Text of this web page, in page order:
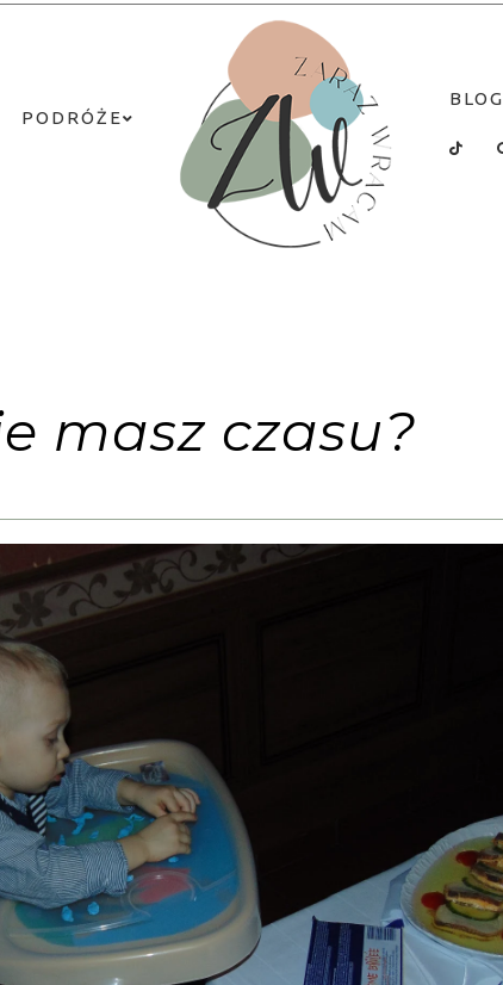
PODRÓŻE
BLOG
masz czasu?